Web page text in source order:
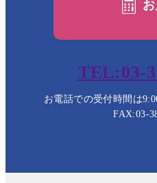
TEL:03-
お電話での受付時間は
FAX:03-